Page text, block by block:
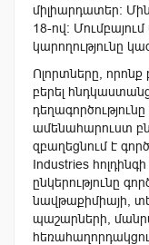
միլիարդատեր։
18-ով։
կարողությունը
Ոլորտները, որոնք
բերել
ամենահարուստ
զբաղեցնում է
Industries
ընկերությունը
նավթաքիմիայի,
պաշարների,